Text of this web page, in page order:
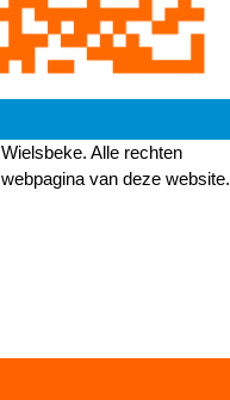
Alle rechten
van deze website.